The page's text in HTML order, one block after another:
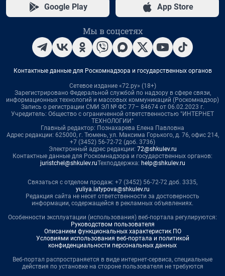
Google Play App Store
Мы в соцсетях
Контактные данные для Роскомнадзора и государственных органов
Сетевое издание «72.ру» (18+)
Зарегистрировано Федеральной службой по надзору в сфере связи,
информационных технологий и массовых коммуникаций (Роскомнадзор)
Запись о регистрации СМИ ЭЛ № ФС 77– 84674 от 06.02.2023 г.
Учредитель: Общество с ограниченной ответственностью "ИНТЕРНЕТ
ТЕХНОЛОГИИ"
Главный редактор: Познахарева Елена Павловна
Адрес редакции: 625000, г. Тюмень, ул. Максима Горького, д. 76, офис 214,
+7 (3452) 56-72-72 (доб. 3736)
Электронный адрес редакции: 72@shkulev.ru
Контактные данные для Роскомнадзора и государственных органов:
juristchel@shkulev.ruТехподдержка: help@shkulev.ru
Связаться с отделом продаж: +7 (3452) 56-72-72 доб. 3335,
yuliya.latypova@shkulev.ru
Редакция сайта не несет ответственности за достоверность
информации, содержащейся в рекламных объявлениях.
Особенности эксплуатации (использования) веб-портала регулируются:
Руководством пользователя
Описанием функциональных характеристик ПО
Условиями использования веб-портала и политикой
конфиденциальности персональных данных
Веб-портал распространяется в виде интернет-сервиса, специальные
действия по установке на стороне пользователя не требуются